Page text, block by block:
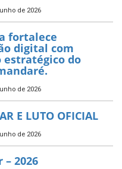
de 2026
fortalece
digital com
do
de 2026
E LUTO OFICIAL
de 2026
2026